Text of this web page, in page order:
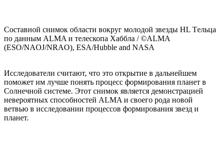
Составной снимок области вокруг молодой звезды HL Tельца
по данным ALMA и телескопа Хаббла / ©ALMA
(ESO/NAOJ/NRAO), ESA/Hubble and NASA
Исследователи считают, что это открытие в дальнейшем
поможет им лучше понять процесс формирования планет в
Солнечной системе. Этот снимок является демонстрацией
невероятных способностей ALMA и своего рода новой
ветвью в исследовании процессов формирования звезд и
планет.